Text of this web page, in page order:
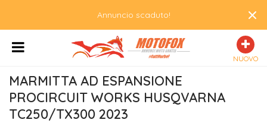
×
Annuncio scaduto!
NUOVO
MARMITTA AD ESPANSIONE
PROCIRCUIT WORKS HUSQVARNA
TC250/TX300 2023